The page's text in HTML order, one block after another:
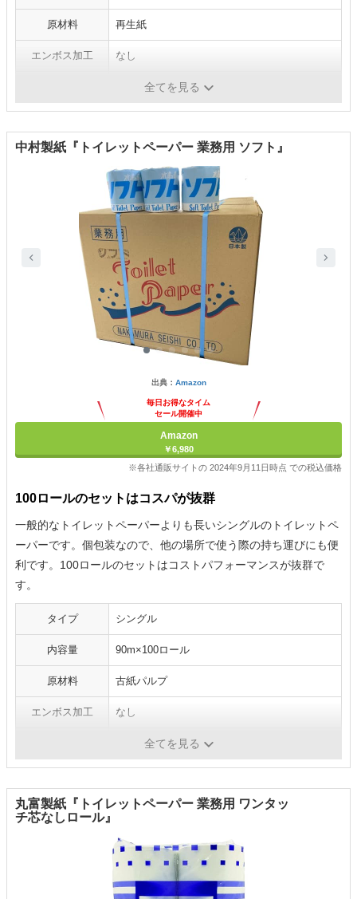
原材料 再生紙
エンボス加工 なし
全てを見る
中村製紙『トイレットペーパー 業務用 ソフト』
出典： Amazon
毎日お得なタイム
セール開催中
Amazon
￥6,980
※各社通販サイトの 2024年9月11日時点 での税込価格
100ロールのセットはコスパが抜群
一般的なトイレットペーパーよりも長いシングルのトイレットペ
ーパーです。個包装なので、他の場所で使う際の持ち運びにも便
利です。100ロールのセットはコストパフォーマンスが抜群で
す。
タイプ シングル
内容量 90m×100ロール
原材料 古紙パルプ
エンボス加工 なし
全てを見る
丸富製紙『トイレットペーパー 業務用 ワンタッ
チ芯なしロール』